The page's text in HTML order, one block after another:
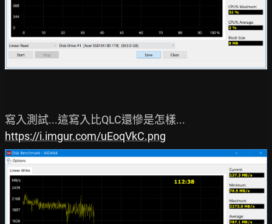
https://i.imgur.com/uEoqVkC.png